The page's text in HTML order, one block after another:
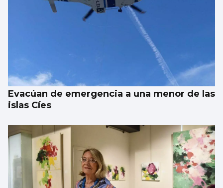
Evacúan de emergencia a una menor de las
islas Cíes